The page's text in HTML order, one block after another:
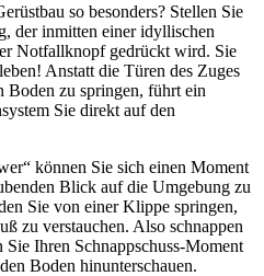
so besonders? Stellen Sie
der inmitten einer idyllischen
Notfallknopf gedrückt wird. Sie
Anstatt die Türen des Zuges
Boden zu springen, führt ein
Sie direkt auf den
können Sie sich einen Moment
Blick auf die Umgebung zu
Sie von einer Klippe springen,
zu verstauchen. Also schnappen
Ihren Schnappschuss-Moment
Boden hinunterschauen.